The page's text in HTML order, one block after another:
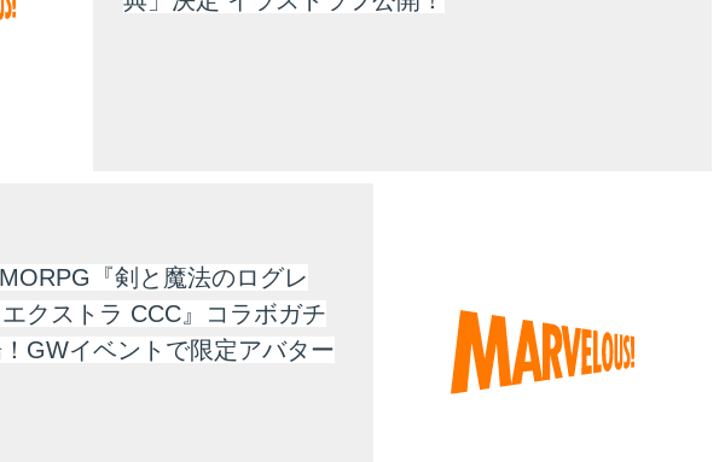
『剣と魔法のログレ
クストラ CCC』コラボガチ
GWイベントで限定アバター